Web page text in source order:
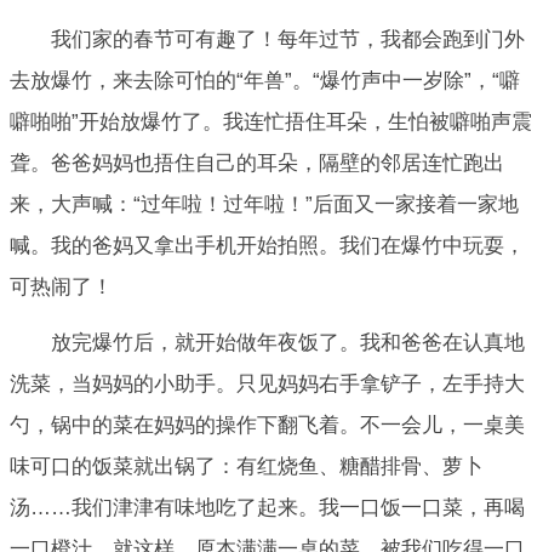
我们家的春节可有趣了！每年过节，我都会跑到门外
去放爆竹，来去除可怕的“年兽”。“爆竹声中一岁除”，“噼
噼啪啪”开始放爆竹了。我连忙捂住耳朵，生怕被噼啪声震
聋。爸爸妈妈也捂住自己的耳朵，隔壁的邻居连忙跑出
来，大声喊：“过年啦！过年啦！”后面又一家接着一家地
喊。我的爸妈又拿出手机开始拍照。我们在爆竹中玩耍，
可热闹了！
放完爆竹后，就开始做年夜饭了。我和爸爸在认真地
洗菜，当妈妈的小助手。只见妈妈右手拿铲子，左手持大
勺，锅中的菜在妈妈的操作下翻飞着。不一会儿，一桌美
味可口的饭菜就出锅了：有红烧鱼、糖醋排骨、萝卜
汤……我们津津有味地吃了起来。我一口饭一口菜，再喝